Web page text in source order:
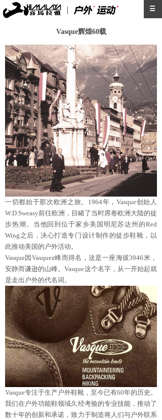
Vasque辉煌60载
一切都始于那次欧洲之旅。1964年，Vasque创始人
W.D.Sweasy前往欧洲，目睹了当时席卷欧洲大陆的徒
步热潮。当他回到位于家乡美国明尼苏达州的Red
Wing之后，决心打造专门设计制作的徒步鞋靴，以
此推动美国的户外活动。
Vasque因Vasquez峰而得名，这是一座海拔3946米，
安静而谦逊的山峰。Vasque这个名字，从一开始起就
是走出户外的代名词。
Vasque专注于生产户外鞋靴，至今已有60年的历史。
我们在户外功能鞋领域久经考验的专业技能，推动了
数十年的创新和承诺，致力于制造将人们与户外联系